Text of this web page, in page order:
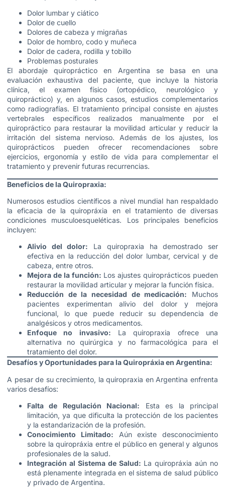
Dolor lumbar y ciático
Dolor de cuello
Dolores de cabeza y migrañas
Dolor de hombro, codo y muñeca
Dolor de cadera, rodilla y tobillo
Problemas posturales
El abordaje quiropráctico en Argentina se basa en una
evaluación exhaustiva del paciente, que incluye la historia
clínica, el examen físico (ortopédico, neurológico y
quiropráctico) y, en algunos casos, estudios complementarios
como radiografías. El tratamiento principal consiste en ajustes
vertebrales específicos realizados manualmente por el
quiropráctico para restaurar la movilidad articular y reducir la
irritación del sistema nervioso. Además de los ajustes, los
quiroprácticos pueden ofrecer recomendaciones sobre
ejercicios, ergonomía y estilo de vida para complementar el
tratamiento y prevenir futuras recurrencias.
Beneficios de la Quiropraxia:
Numerosos estudios científicos a nivel mundial han respaldado
la eficacia de la quiropráxia en el tratamiento de diversas
condiciones musculoesqueléticas. Los principales beneficios
incluyen:
Alivio del dolor: La quiropraxia ha demostrado ser
efectiva en la reducción del dolor lumbar, cervical y de
cabeza, entre otros.
Mejora de la función: Los ajustes quiroprácticos pueden
restaurar la movilidad articular y mejorar la función física.
Reducción de la necesidad de medicación: Muchos
pacientes experimentan alivio del dolor y mejora
funcional, lo que puede reducir su dependencia de
analgésicos y otros medicamentos.
Enfoque no invasivo: La quiropraxia ofrece una
alternativa no quirúrgica y no farmacológica para el
tratamiento del dolor.
Desafíos y Oportunidades para la Quiropráxia en Argentina:
A pesar de su crecimiento, la quiropraxia en Argentina enfrenta
varios desafíos:
Falta de Regulación Nacional: Esta es la principal
limitación, ya que dificulta la protección de los pacientes
y la estandarización de la profesión.
Conocimiento Limitado: Aún existe desconocimiento
sobre la quiropráxia entre el público en general y algunos
profesionales de la salud.
Integración al Sistema de Salud: La quiropráxia aún no
está plenamente integrada en el sistema de salud público
y privado de Argentina.